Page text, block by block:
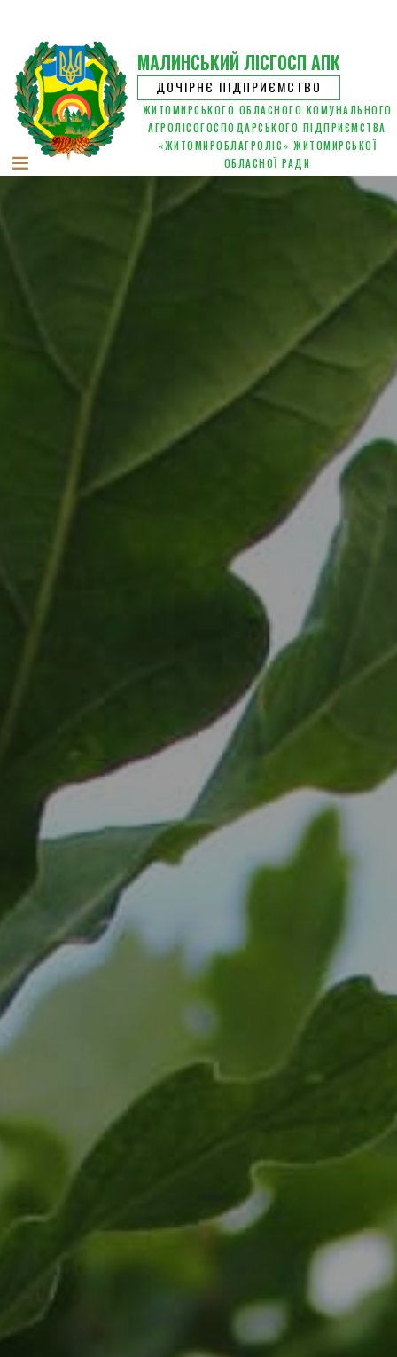
МАЛИНСЬКИЙ ЛІСГОСП АПК
ДОЧІРНЄ ПІДПРИЄМСТВО
ЖИТОМИРСЬКОГО ОБЛАСНОГО КОМУНАЛЬНОГО
АГРОЛІСОГОСПОДАРСЬКОГО ПІДПРИЄМСТВА
«ЖИТОМИРОБЛАГРОЛІС» ЖИТОМИРСЬКОЇ
ОБЛАСНОЇ РАДИ